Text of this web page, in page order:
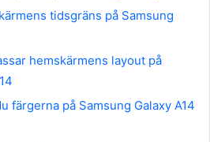
tidsgräns på Samsung
hemskärmens layout på
färgerna på Samsung Galaxy A14